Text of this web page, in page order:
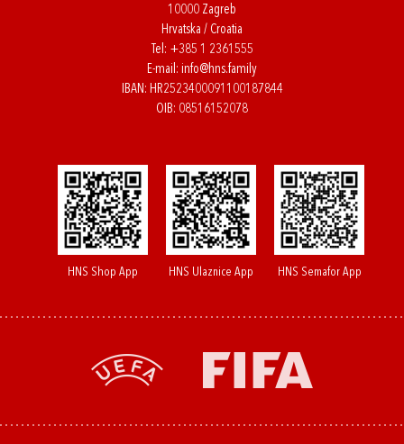
10000 Zagreb
Hrvatska / Croatia
Tel: +385 1 2361555
E-mail: info@hns.family
IBAN: HR2523400091100187844
OIB: 08516152078
HNS Shop App HNS Ulaznice App HNS Semafor App